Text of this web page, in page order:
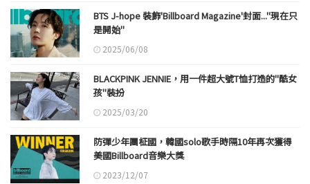
BTS J-hope 裝飾'Billboard Magazine'封面..."現在只
是開始"
2025/06/08
BLACKPINK JENNIE，用一件超大號T恤打造的"酷女
孩"裝扮
2025/03/20
防彈少年團柾國，韓國solo歌手時隔10年再次獲得
美國Billboard音樂大獎
2023/12/07